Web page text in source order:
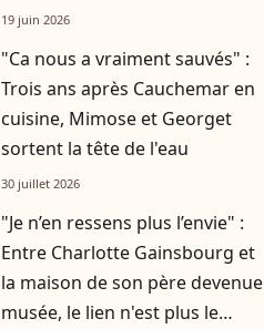
19 juin 2026
"Ca nous a vraiment sauvés" :
Trois ans après Cauchemar en
cuisine, Mimose et Georget
sortent la tête de l'eau
30 juillet 2026
"Je n’en ressens plus l’envie" :
Entre Charlotte Gainsbourg et
la maison de son père devenue
musée, le lien n'est plus le